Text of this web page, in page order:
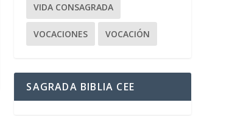
VIDA CONSAGRADA
VOCACIONES VOCACIÓN
SAGRADA BIBLIA CEE